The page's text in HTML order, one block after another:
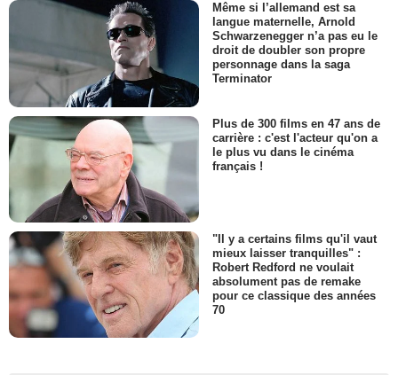
Même si l’allemand est sa
langue maternelle, Arnold
Schwarzenegger n’a pas eu le
droit de doubler son propre
personnage dans la saga
Terminator
Plus de 300 films en 47 ans de
carrière : c'est l'acteur qu'on a
le plus vu dans le cinéma
français !
"Il y a certains films qu'il vaut
mieux laisser tranquilles" :
Robert Redford ne voulait
absolument pas de remake
pour ce classique des années
70